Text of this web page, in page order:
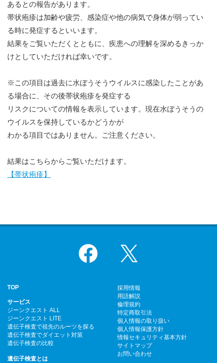
あるとの報告があります。
帯状疱疹は加齢や疲労、感染症や他の病気で身体が弱ってい
る時に発症するといいます。
結果をご覧いただくとともに、疾患への理解を深めるきっか
けとしていただければ幸いです。
※この項目は過去に水ぼうそうウイルスに感染したことがあ
る場合に、その後帯状疱疹を発症する
リスクについての情報を表示しています。現在水ぼうそうの
ウイルスを保持しているかどうかが
わかる項目ではありません。ご注意ください。
結果はこちらからご覧いただけます。
【帯状疱疹】
Facebook
TOP
サービス
ジーンクエスト ALL
ジーンクエスト LITE
遺伝子検査で祖先のルーツを探る
遺伝子検査でダイエット対策
遺伝子検査の比較
遺伝子検査とは
採用情報
用語解説
倫理規約
特定商取引法
個人情報の取り扱い
個人情報保護方針
情報セキュリティ基本方針
サイトマップ
お問い合わせ